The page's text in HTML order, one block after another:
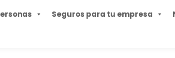
Seguros para tu empresa